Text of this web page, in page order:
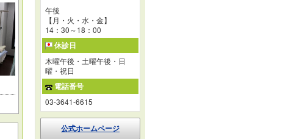
午後
【月・火・水・金】
14：30～18：00
休診日
木曜午後・土曜午後・日
曜・祝日
電話番号
03-3641-6615
公式ホームページ